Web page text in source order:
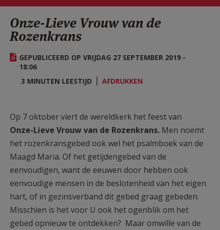
ZOEKEN
HULP
STARTPAGINA PORTAAL
AANMELDEN OF REGISTREREN
Onze-Lieve Vrouw van de
Rozenkrans
GEPUBLICEERD OP VRIJDAG 27 SEPTEMBER 2019 -
18:06
3 MINUTEN LEESTIJD
AFDRUKKEN
Op 7 oktober viert de wereldkerk het feest van
Onze-Lieve Vrouw van de Rozenkrans. Men noemt
het rozenkransgebed ook wel het psalmboek van de
Maagd Maria. Of het getijdengebed van de
eenvoudigen, want de eeuwen door hebben ook
eenvoudige mensen in de beslotenheid van het eigen
hart, of in gezinsverband dit gebed graag gebeden.
Misschien is het voor U ook het ogenblik om het
gebed opnieuw te ontdekken? Maar omwille van de